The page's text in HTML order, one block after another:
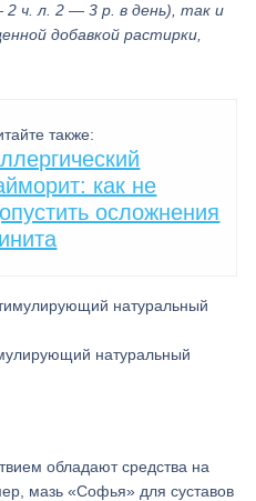
2 ч. л. 2 — 3 р. в день), так и
добавкой растирки,
также:
как не
осложнения
натуральный
обладают средства на
мазь «Софья» для суставов